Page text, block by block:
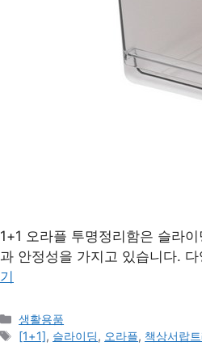
1+1 오라플 투명정리함은 슬라
과 안정성을 가지고 있습니다.
기
카
테
생활용품
태
[1+1], 슬라이딩, 오라플, 책상서랍